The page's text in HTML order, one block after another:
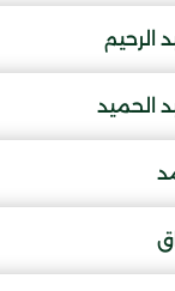
الحميد